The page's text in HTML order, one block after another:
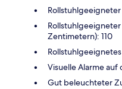
Zentimetern): 110
Visuelle Alarme auf
Gut beleuchteter